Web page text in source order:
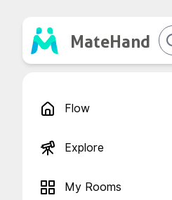
MateHand
Flow
Explore
My Rooms